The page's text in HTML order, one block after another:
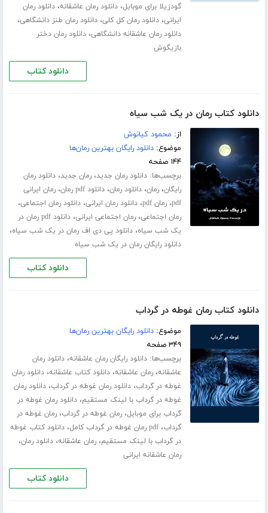
گودزیلا برای موبایل،دانلود رمان عاشقانه،دانلود رمان
ایرانی،دانلود رمان کل کلی،دانلود رمان طنز دانشگاهی،
دانلود رمان عاشقانه دانشگاهی،دانلود رمان دختر
بازیگوش
دانلود کتاب
دانلود کتاب رمان در یک شب سیاه
از: محمود کیانوش
موضوع:دانلود رایگان بهترین رمان‌ها
۱۴۴ صفحه
برچسب‌ها:دانلود رمان جدید،رمان جدید،دانلود رمان
رایگان،رمان،دانلود رمان،دانلود pdf رمان ،رمان ایرانی
pdf،رمان pdf ،دانلود رمان ایرانی،دانلود رمان اجتماعی،
رمان اجتماعی،رمان اجتماعی ایرانی،
دانلود pdf رمان در
یک شب سیاه،دانلود پی دی اف رمان در یک شب سیاه،
دانلود رایگان رمان در یک شب سیاه
دانلود کتاب
دانلود کتاب رمان غوطه در گرداب
موضوع:دانلود رایگان بهترین رمان‌ها
۳۴۹ صفحه
برچسب‌ها:دانلود رایگان رمان عاشقانه،دانلود رمان
عاشقانه،رمان عاشقانه،دانلود کتاب عاشقانه،دانلود رمان
غوطه در گرداب،دانلود رمان غوطه در گرداب،دانلود رمان
غوطه در گرداب با لینک مستقیم،دانلود رمان غوطه در
گرداب برای موبایل،رمان غوطه در گرداب،رمان غوطه در
گرداب،pdf رمان غوطه در گرداب کامل ،دانلود کتاب غوطه
در گرداب با لینک مستقیم،رمان عاشقانه،دانلود رمان،
رمان عاشقانه ایرانی
دانلود کتاب